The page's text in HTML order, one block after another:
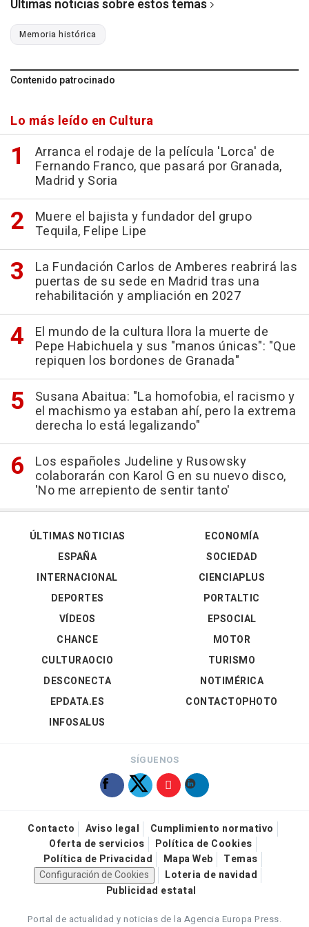
Últimas noticias sobre estos temas
Memoria histórica
Contenido patrocinado
Lo más leído en Cultura
Arranca el rodaje de la película 'Lorca' de
Fernando Franco, que pasará por Granada,
Madrid y Soria
Muere el bajista y fundador del grupo
Tequila, Felipe Lipe
La Fundación Carlos de Amberes reabrirá las
puertas de su sede en Madrid tras una
rehabilitación y ampliación en 2027
El mundo de la cultura llora la muerte de
Pepe Habichuela y sus "manos únicas": "Que
repiquen los bordones de Granada"
Susana Abaitua: "La homofobia, el racismo y
el machismo ya estaban ahí, pero la extrema
derecha lo está legalizando"
Los españoles Judeline y Rusowsky
colaborarán con Karol G en su nuevo disco,
'No me arrepiento de sentir tanto'
ÚLTIMAS NOTICIAS
ESPAÑA
INTERNACIONAL
DEPORTES
VÍDEOS
ECONOMÍA
SOCIEDAD
CIENCIAPLUS
PORTALTIC
EPSOCIAL
CHANCE
CULTURAOCIO
DESCONECTA
EPDATA.ES
INFOSALUS
MOTOR
TURISMO
NOTIMÉRICA
CONTACTOPHOTO
SÍGUENOS
Contacto Aviso legal
Cumplimiento normativo
Oferta de servicios
Política de Cookies
Política de Privacidad
Mapa Web
Temas
Configuración de Cookies
Loteria de navidad
Publicidad estatal
Portal de actualidad y noticias de la Agencia Europa Press.